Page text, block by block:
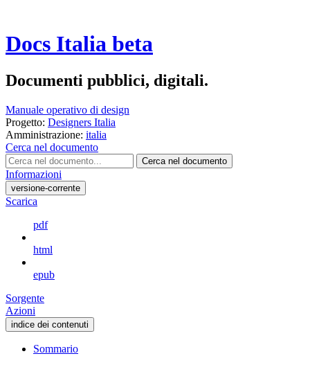
Docs Italia beta
Documenti pubblici, digitali.
Manuale operativo di design
Progetto: Designers Italia
Amministrazione: italia
Cerca nel documento
Cerca nel documento
Informazioni
versione-corrente
Scarica
pdf
html
epub
Sorgente
Azioni
indice dei contenuti
Sommario